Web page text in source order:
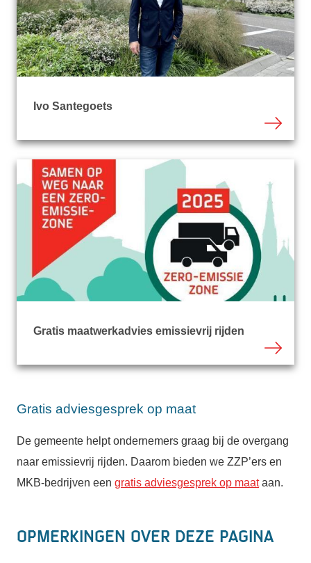
Ivo Santegoets
Gratis maatwerkadvies emissievrij rijden
Gratis adviesgesprek op maat
De gemeente helpt ondernemers graag bij de overgang
naar emissievrij rijden. Daarom bieden we ZZP’ers en
MKB-bedrijven een gratis adviesgesprek op maataan.
Opmerkingen over deze pagina